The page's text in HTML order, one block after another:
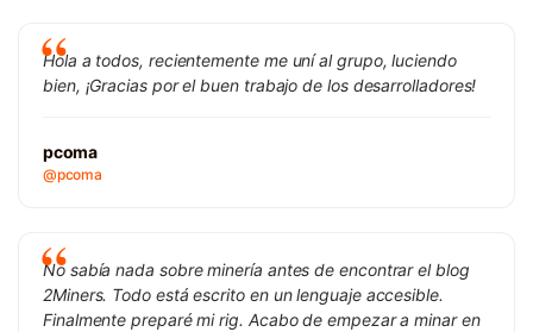
Hola a todos, recientemente me uní al grupo, luciendo
bien, ¡Gracias por el buen trabajo de los desarrolladores!
pcoma
@pcoma
No sabía nada sobre minería antes de encontrar el blog
2Miners. Todo está escrito en un lenguaje accesible.
Finalmente preparé mi rig. Acabo de empezar a minar en